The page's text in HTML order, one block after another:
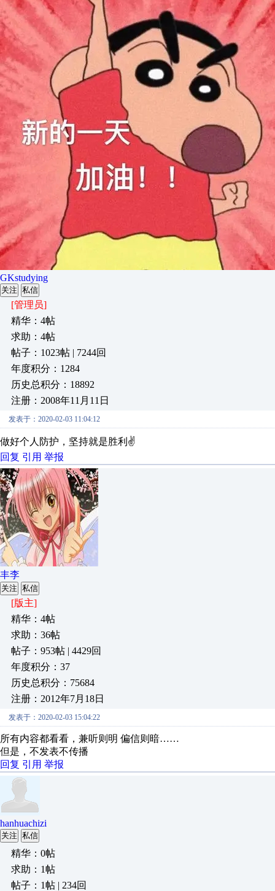
GKstudying
关注 私信
[管理员]
精华：4帖
求助：4帖
帖子：1023帖 | 7244回
年度积分：1284
历史总积分：18892
注册：2008年11月11日
发表于：2020-02-03 11:04:12
做好个人防护，坚持就是胜利✌
回复 引用 举报
丰李
关注 私信
[版主]
精华：4帖
求助：36帖
帖子：953帖 | 4429回
年度积分：37
历史总积分：75684
注册：2012年7月18日
发表于：2020-02-03 15:04:22
所有内容都看看，兼听则明 偏信则暗……
但是，不发表不传播
回复 引用 举报
hanhuachizi
关注 私信
精华：0帖
求助：1帖
帖子：1帖 | 234回